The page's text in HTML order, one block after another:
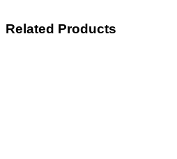
Related Products